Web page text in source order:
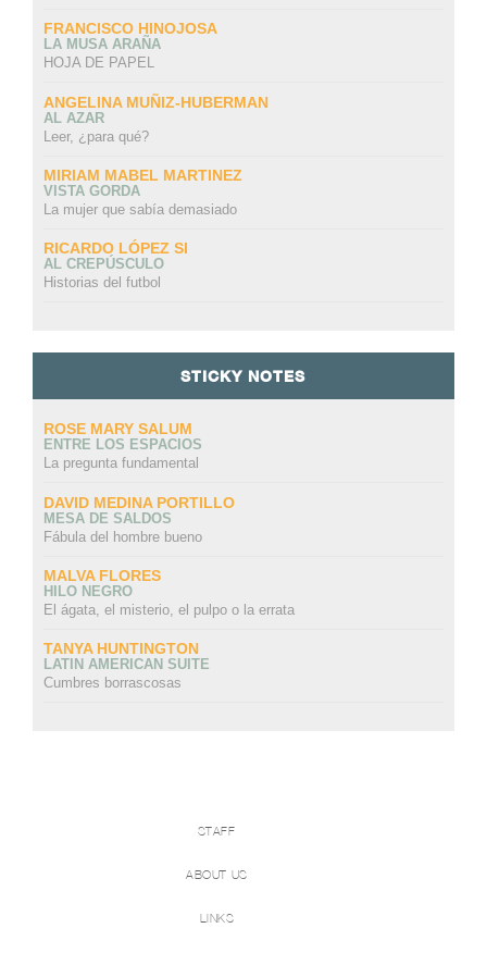
FRANCISCO HINOJOSA
LA MUSA ARAÑA
HOJA DE PAPEL
ANGELINA MUÑIZ-HUBERMAN
AL AZAR
Leer, ¿para qué?
MIRIAM MABEL MARTINEZ
VISTA GORDA
La mujer que sabía demasiado
RICARDO LÓPEZ SI
AL CREPÚSCULO
Historias del futbol
STICKY NOTES
ROSE MARY SALUM
ENTRE LOS ESPACIOS
La pregunta fundamental
DAVID MEDINA PORTILLO
MESA DE SALDOS
Fábula del hombre bueno
MALVA FLORES
HILO NEGRO
El ágata, el misterio, el pulpo o la errata
TANYA HUNTINGTON
LATIN AMERICAN SUITE
Cumbres borrascosas
STAFF
ABOUT US
LINKS